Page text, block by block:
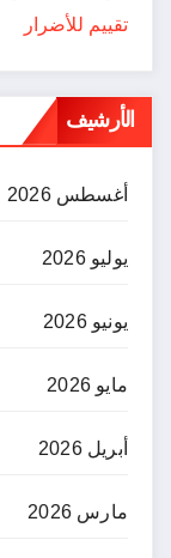
تقييم للأضرار
الأرشيف
أغسطس 2026
يوليو 2026
يونيو 2026
مايو 2026
أبريل 2026
مارس 2026